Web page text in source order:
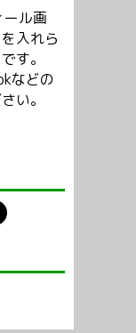
ル画
入れら
す。
などの
い。